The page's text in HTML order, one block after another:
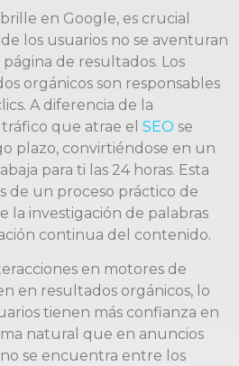
en Google, es crucial
los usuarios no se aventuran
de resultados. Los
orgánicos son responsables
A diferencia de la
que atrae el SEO se
plazo, convirtiéndose en un
para ti las 24 horas. Esta
de un proceso práctico de
la investigación de palabras
continua del contenido.
en motores de
en resultados orgánicos, lo
tienen más confianza en
natural que en anuncios
se encuentra entre los